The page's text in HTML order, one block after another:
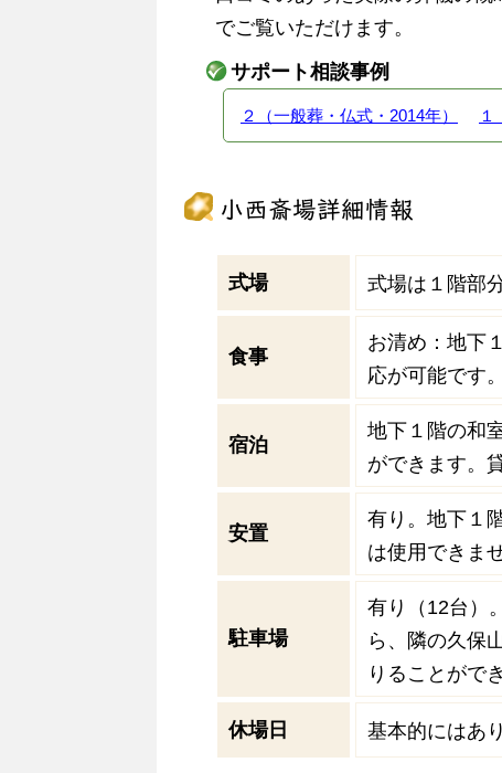
でご覧いただけます。
サポート相談事例
２（一般葬・仏式・2014年） １
小西斎場詳細情報
式場 式場は１階部
食事
お清め：地下
応が可能です。
宿泊
地下１階の和
ができます。
安置
有り。地下１
は使用できま
駐車場
有り（12台）
ら、隣の久保
りることがで
休場日 基本的にはあ